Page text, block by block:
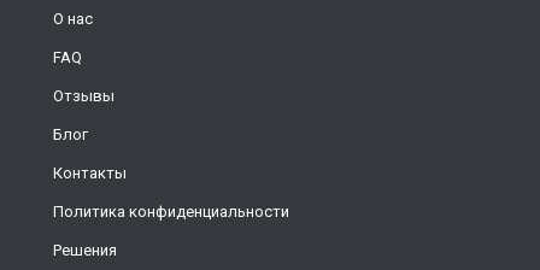
О нас
FAQ
Отзывы
Блог
Контакты
Политика конфиденциальности
Решения